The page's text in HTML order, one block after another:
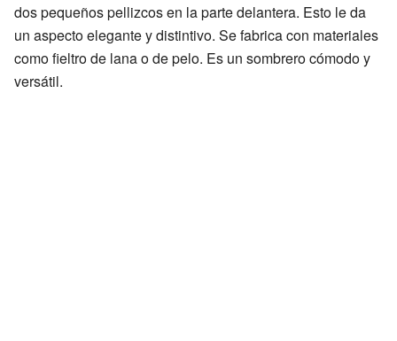
dos pequeños pellizcos en la parte delantera. Esto le da
un aspecto elegante y distintivo. Se fabrica con materiales
como fieltro de lana o de pelo. Es un sombrero cómodo y
versátil.